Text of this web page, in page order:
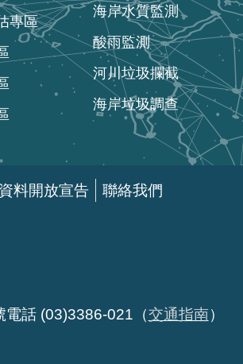
專區
海岸水質監測
酸雨監測
河川垃圾攔截
海岸垃圾調查
料開放宣告
聯絡我們
話 (03)3386-021（交通指南）